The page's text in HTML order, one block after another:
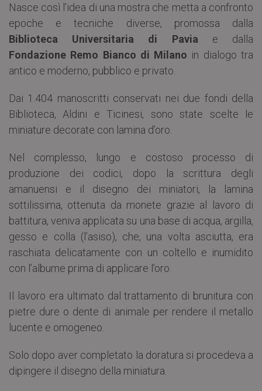
Nasce così l’idea di una mostra che metta a confronto
epoche e tecniche diverse, promossa dalla
Biblioteca Universitaria di Pavia e dalla
Fondazione Remo Bianco di Milano in dialogo tra
antico e moderno, pubblico e privato.
Dai 1.404 manoscritti conservati nei due fondi della
Biblioteca, Aldini e Ticinesi, sono state scelte le
miniature decorate con lamina d’oro.
Nel complesso, lungo e costoso processo di
produzione dei codici, dopo la scrittura degli
amanuensi e il disegno dei miniatori, la lamina
sottilissima, ottenuta da monete grazie al lavoro di
battitura, veniva applicata su una base di acqua, argilla,
gesso e colla (l’asiso), che, una volta asciutta, era
raschiata delicatamente con un coltello e inumidito
con l’albume prima di applicare l’oro.
Il lavoro era ultimato dal trattamento di brunitura con
pietre dure o dente di animale per rendere il metallo
lucente e omogeneo.
Solo dopo aver completato la doratura si procedeva a
dipingere il disegno della miniatura.